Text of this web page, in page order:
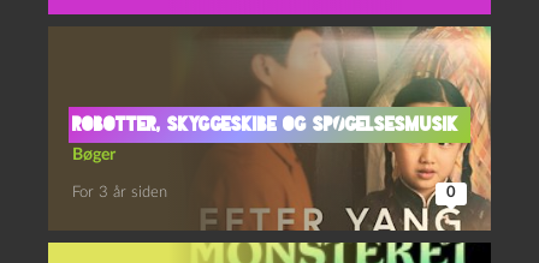
Robotter, skyggeskibe og spøgelsesmusik
Bøger
For 3 år siden 0